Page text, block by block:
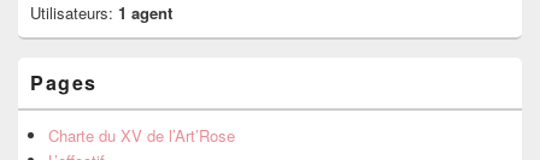
Utilisateurs: 1 agent
Pages
Charte du XV de l’Art’Rose